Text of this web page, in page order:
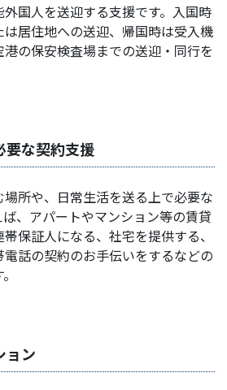
国人を送迎する支援です。入国時
居住地への送迎、帰国時は受入機
の保安検査場までの送迎・同行を
要な契約支援
所や、日常生活を送る上で必要な
、アパートやマンション等の賃貸
保証人になる、社宅を提供する、
話の契約のお手伝いをするなどの
ョン